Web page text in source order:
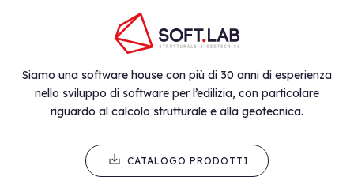
Siamo una software house con più di 30 anni di esperienza
nello sviluppo di software per l’edilizia, con particolare
riguardo al calcolo strutturale e alla geotecnica.
CATALOGO PRODOTTI